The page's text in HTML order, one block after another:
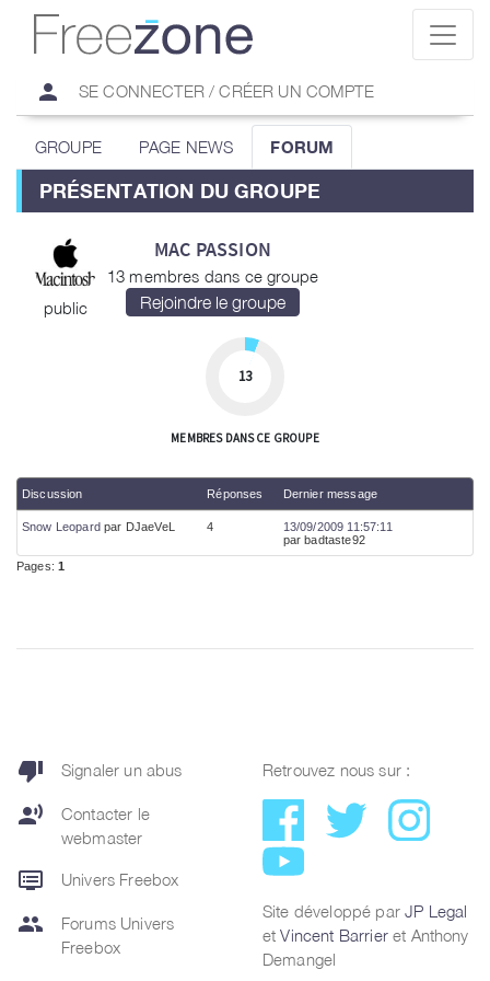
person SE CONNECTER / CRÉER UN COMPTE
GROUPE PAGE NEWS FORUM
PRÉSENTATION DU GROUPE
public
MAC PASSION
13 membres dans ce groupe
13
MEMBRES DANS CE GROUPE
thumb_down Signaler un abus
record_voice_over
Contacter le
webmaster
dvr Univers Freebox
group
Forums Univers
Freebox
Retrouvez nous sur :
Site développé parJP Legal
etVincent Barrieret Anthony
Demangel